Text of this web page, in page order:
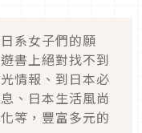
系女子們的願
書上絕對找不到
情報、到日本必
、日本生活風尚
等，豐富多元的